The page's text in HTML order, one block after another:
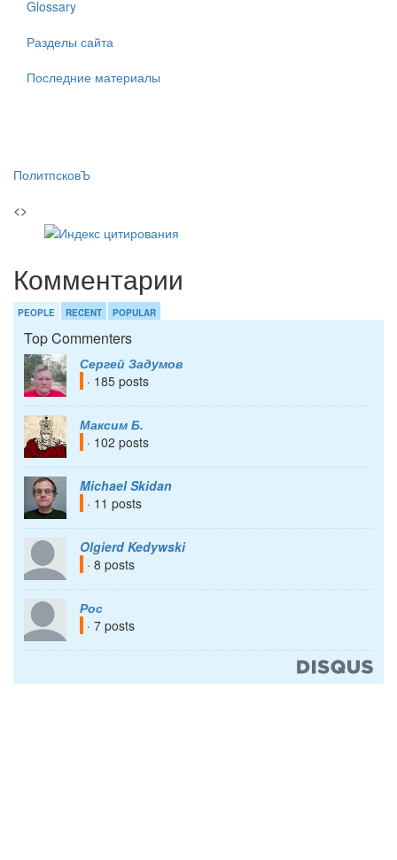
Glossary
Разделы сайта
Последние материалы
ПолитпсковЪ
<>
Комментарии
PEOPLE RECENT POPULAR
Top Commenters
Сергей Задумов
· 185 posts
Максим Б.
· 102 posts
Michael Skidan
· 11 posts
Olgierd Kedywski
· 8 posts
Рос
· 7 posts